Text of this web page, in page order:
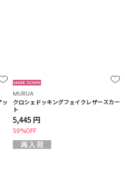
ッ
MURUA
クロシェドッキングフェイクレザースカー
ト
5,445 円
50%OFF